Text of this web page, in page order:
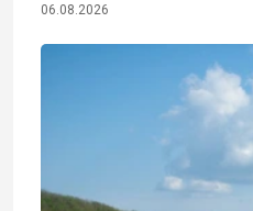
06.08.2026